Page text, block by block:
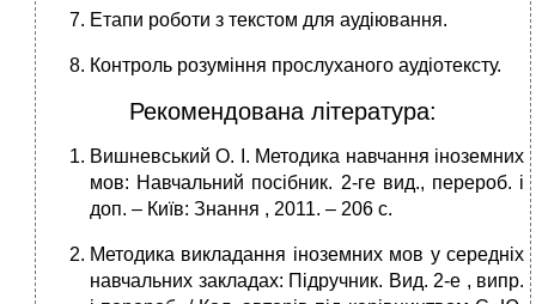
Етапи роботи з текстом для аудіювання.
Контроль розуміння прослуханого аудіотексту.
Рекомендована література:
Вишневський О. І. Методика навчання іноземних
мов: Навчальний посіб­ник. 2-ге вид., перероб. і
доп. – Київ: Знання , 2011. – 206 с.
Методика викладання іноземних мов у середніх
навчальних закладах: Підру­чник. Вид. 2-е , випр.